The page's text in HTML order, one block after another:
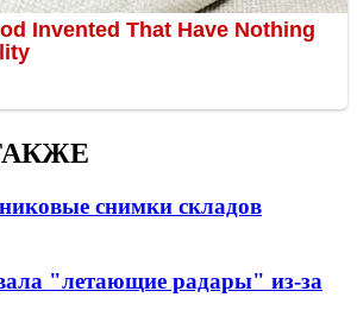
снимки складов
"летающие радары" из-за